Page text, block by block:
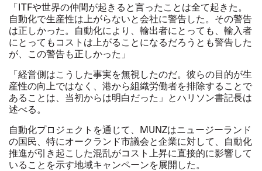
「ITFや世界の仲間が起きると言ったことは全て起きた。
自動化で生産性は上がらないと会社に警告した。その警告
は正しかった。自動化により、輸出者にとっても、輸入者
にとってもコストは上がることになるだろうとも警告した
が、この警告も正しかった」
「経営側はこうした事実を無視したのだ。彼らの目的が生
産性の向上ではなく、港から組織労働者を排除することで
あることは、当初からは明白だった」とハリソン書記長は
述べる。
自動化プロジェクトを通じて、MUNZはニュージーランド
の国民、特にオークランド市議会と企業に対して、自動化
推進が引き起こした混乱がコスト上昇に直接的に影響して
いることを示す地域キャンペーンを展開した。